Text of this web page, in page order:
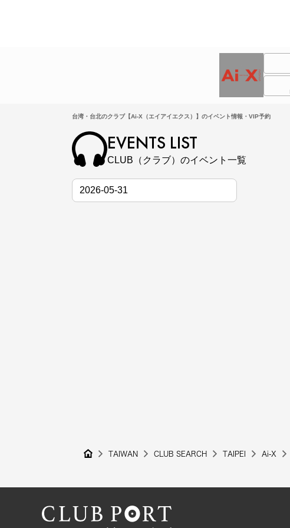
台湾・台北のクラブ【Ai-X（エイアイエクス）】のイベント情報・VIP予約
EVENTS LIST
CLUB（クラブ）のイベント一覧
TAIWAN CLUB SEARCH TAIPEI Ai-X